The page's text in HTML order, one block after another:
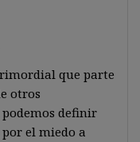
que parte
otros
definir
el miedo a